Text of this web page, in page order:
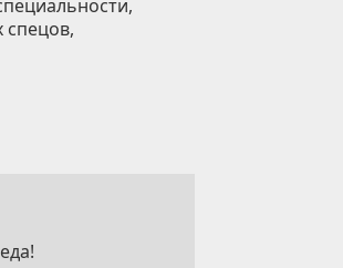
спецов,